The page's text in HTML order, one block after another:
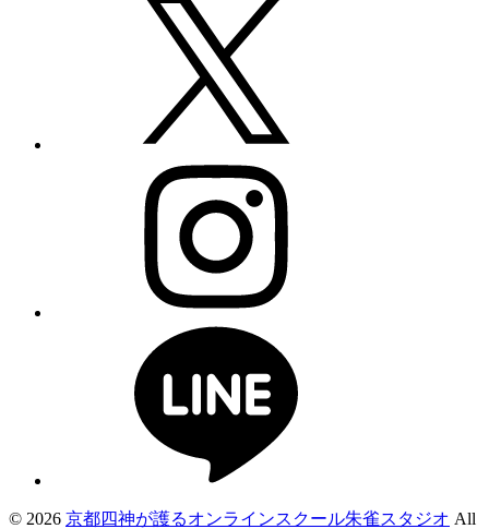
© 2026 京都四神が護るオンラインスクール朱雀スタジオ All